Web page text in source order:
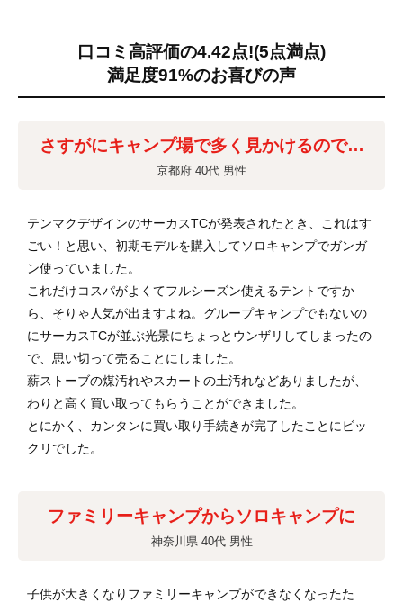
口コミ高評価の4.42点!(5点満点)
満足度91%のお喜びの声
さすがにキャンプ場で多く見かけるので…
京都府 40代 男性
テンマクデザインのサーカスTCが発表されたとき、これはす
ごい！と思い、初期モデルを購入してソロキャンプでガンガ
ン使っていました。
これだけコスパがよくてフルシーズン使えるテントですか
ら、そりゃ人気が出ますよね。グループキャンプでもないの
にサーカスTCが並ぶ光景にちょっとウンザリしてしまったの
で、思い切って売ることにしました。
薪ストーブの煤汚れやスカートの土汚れなどありましたが、
わりと高く買い取ってもらうことができました。
とにかく、カンタンに買い取り手続きが完了したことにビッ
クリでした。
ファミリーキャンプからソロキャンプに
神奈川県 40代 男性
子供が大きくなりファミリーキャンプができなくなったた